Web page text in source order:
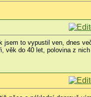
to vypustil ven, dnes
věk do 40 let, polovina z